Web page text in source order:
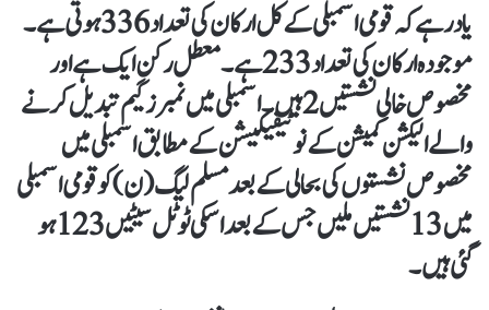
یاد رہے کہ قومی اسمبلی کے کل ارکان کی تعداد 336 ہوتی ہے۔
موجودہ ارکان کی تعداد 233 ہے۔ معطل رکن ایک ہے اور
مخصوص خالی نشستیں 2 ہیں۔ اسمبلی میں نمبرز گیم تبدیل کرنے
والے الیکشن کمیشن کے نوٹیفیکیشن کے مطابق اسمبلی میں
مخصوص نشستوں کی بحالی کے بعد مسلم لیگ (ن) کو قومی اسمبلی
میں 13 نشستیں ملیں جس کے بعد اسکی ٹوٹل سیٹیں 123 ہو
گئی ہیں۔